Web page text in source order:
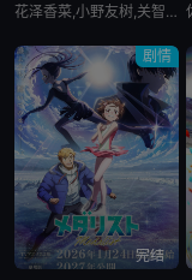
花泽香菜,小野友树,关智一,诸星堇,小林优,Lynn,小西克幸,内田真礼,森久保祥太郎,羽多野涉,松冈祯丞,堀内贤雄,古贺葵,橘龙丸,浪川大辅,榎木淳弥,咲野俊介
剧情
完结